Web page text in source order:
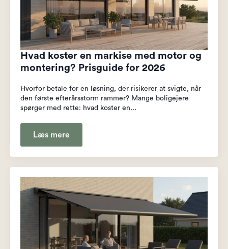
Hvad koster en markise med motor og
montering? Prisguide for 2026
Hvorfor betale for en løsning, der risikerer at svigte, når
den første efterårsstorm rammer? Mange boligejere
spørger med rette: hvad koster en...
Læs mere